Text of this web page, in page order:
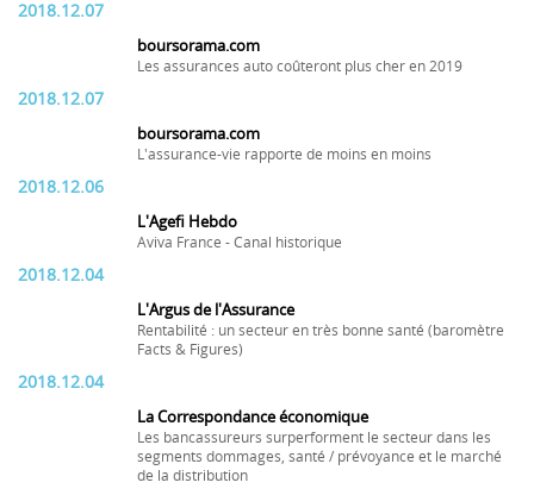
2018.12.07
boursorama.com
Les assurances auto coûteront plus cher en 2019
2018.12.07
boursorama.com
L'assurance-vie rapporte de moins en moins
2018.12.06
L'Agefi Hebdo
Aviva France - Canal historique
2018.12.04
L'Argus de l'Assurance
Rentabilité : un secteur en très bonne santé (baromètre
Facts & Figures)
2018.12.04
La Correspondance économique
Les bancassureurs surperforment le secteur dans les
segments dommages, santé / prévoyance et le marché
de la distribution